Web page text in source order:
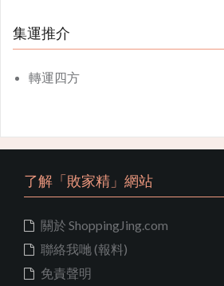
集運推介
轉運四方
了解「敗家精」網站
關於 ShoppingJing.com
聯絡我哋 (報料)
免責聲明